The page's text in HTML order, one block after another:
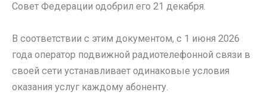
Совет Федерации одобрил его 21 декабря.
В соответствии с этим документом, с 1 июня 2026
года оператор подвижной радиотелефонной связи в
своей сети устанавливает одинаковые условия
оказания услуг каждому абоненту.